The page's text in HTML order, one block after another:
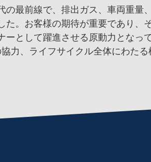
の最前線で、排出ガス、車両重量
た。お客様の期待が重要であり、
ーとして躍進させる原動力となっ
力、ライフサイクル全体にわた